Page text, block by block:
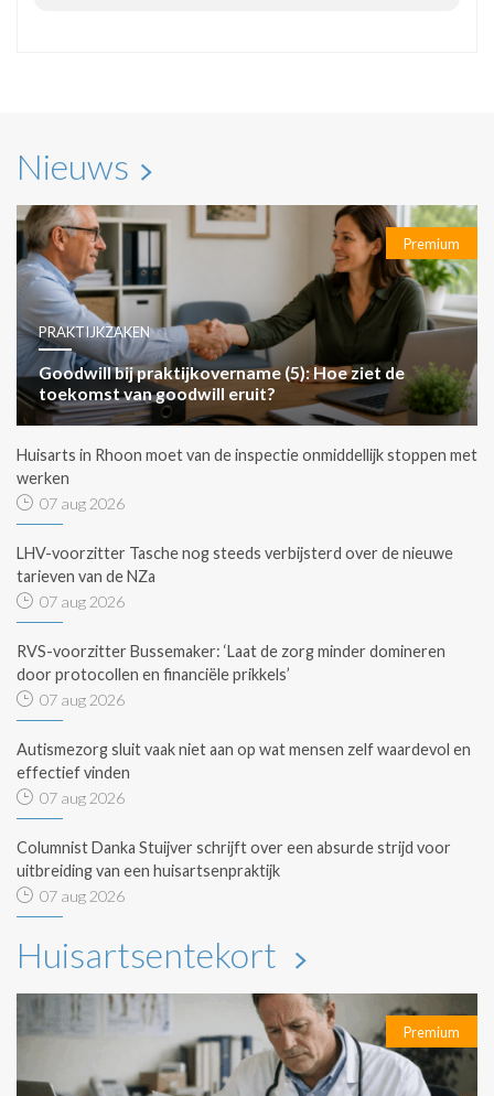
Nieuws
Premium
PRAKTIJKZAKEN
Goodwill bij praktijkovername (5): Hoe ziet de
toekomst van goodwill eruit?
Huisarts in Rhoon moet van de inspectie onmiddellijk stoppen met
werken
07 aug 2026
LHV-voorzitter Tasche nog steeds verbijsterd over de nieuwe
tarieven van de NZa
07 aug 2026
RVS-voorzitter Bussemaker: ‘Laat de zorg minder domineren
door protocollen en financiële prikkels’
07 aug 2026
Autismezorg sluit vaak niet aan op wat mensen zelf waardevol en
effectief vinden
07 aug 2026
Columnist Danka Stuijver schrijft over een absurde strijd voor
uitbreiding van een huisartsenpraktijk
07 aug 2026
Huisartsentekort
Premium